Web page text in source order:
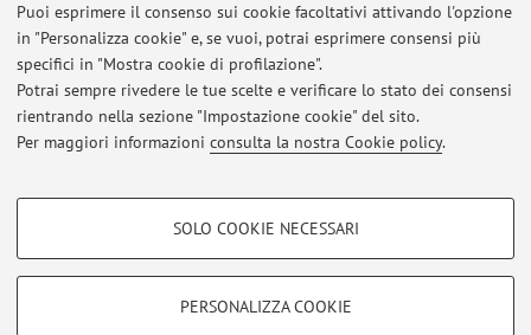
Puoi esprimere il consenso sui cookie facoltativi attivando l'opzione
in "Personalizza cookie" e, se vuoi, potrai esprimere consensi più
specifici in "Mostra cookie di profilazione".
Potrai sempre rivedere le tue scelte e verificare lo stato dei consensi
rientrando nella sezione "Impostazione cookie" del sito.
Per maggiori informazioni consulta la nostra Cookie policy.
COOKIE DI PROFILAZIONE - FACOLTATIVI
SOLO COOKIE NECESSARI
PERSONALIZZA COOKIE
Ultimi avvisi
Al momento non sono presenti avvisi.
Area riservata
Accedi tramiteloginper gestire tutti i contenuti del sito.